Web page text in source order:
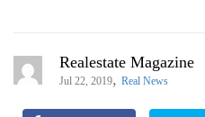
Realestate Magazine
Jul 22, 2019, Real News